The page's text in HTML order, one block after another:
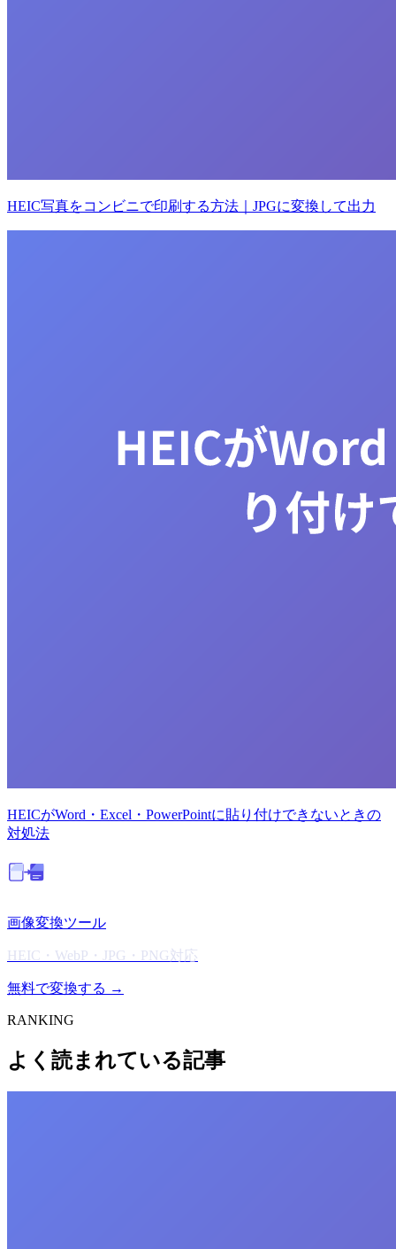
HEIC写真をコンビニで印刷する方法｜JPGに変換して出力
HEICがWord・Excel・PowerPointに貼り付けできないときの
対処法
画像変換ツール
HEIC・WebP・JPG・PNG対応
無料で変換する →
RANKING
よく読まれている記事